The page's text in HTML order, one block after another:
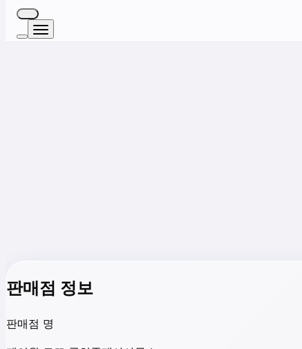
판매점 정보
판매점 명